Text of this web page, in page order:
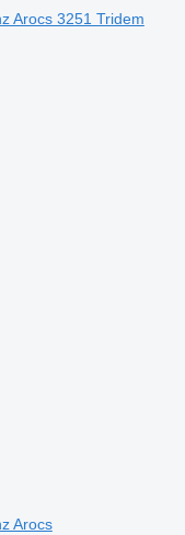
Arocs 3251 Tridem
Arocs